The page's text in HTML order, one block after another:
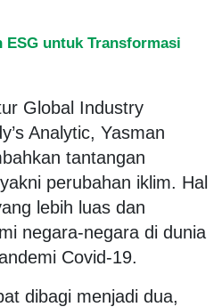
ESG untuk Transformasi
Global Industry
Analytic, Yasman
tantangan
perubahan iklim. Hal
lebih luas dan
negara-negara di dunia
Covid-19.
dibagi menjadi dua,